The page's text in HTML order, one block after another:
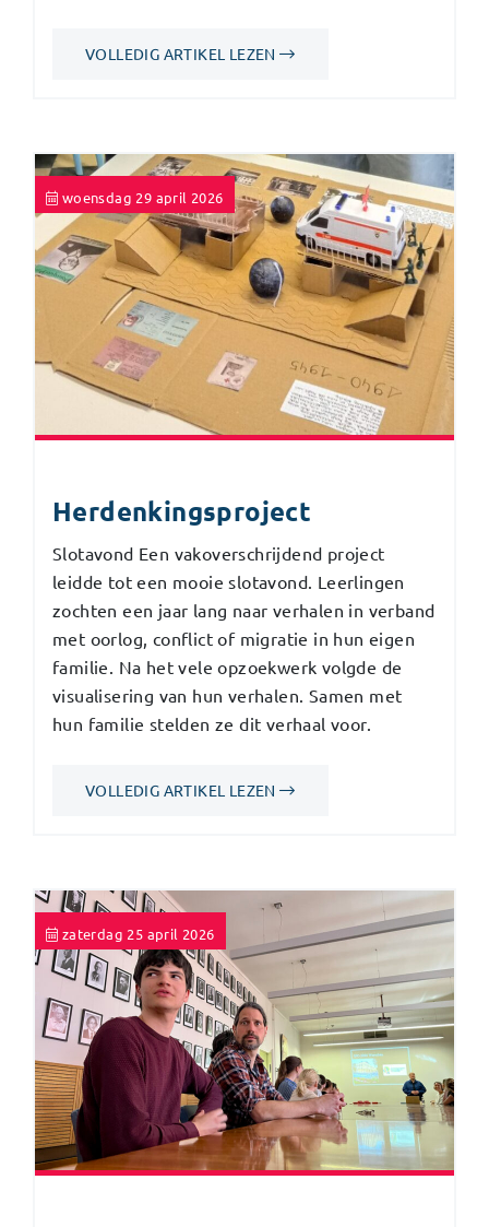
VOLLEDIG ARTIKEL LEZEN
woensdag 29 april 2026
Herdenkingsproject
Slotavond Een vakoverschrijdend project
leidde tot een mooie slotavond. Leerlingen
zochten een jaar lang naar verhalen in verband
met oorlog, conflict of migratie in hun eigen
familie. Na het vele opzoekwerk volgde de
visualisering van hun verhalen. Samen met
hun familie stelden ze dit verhaal voor.
VOLLEDIG ARTIKEL LEZEN
zaterdag 25 april 2026